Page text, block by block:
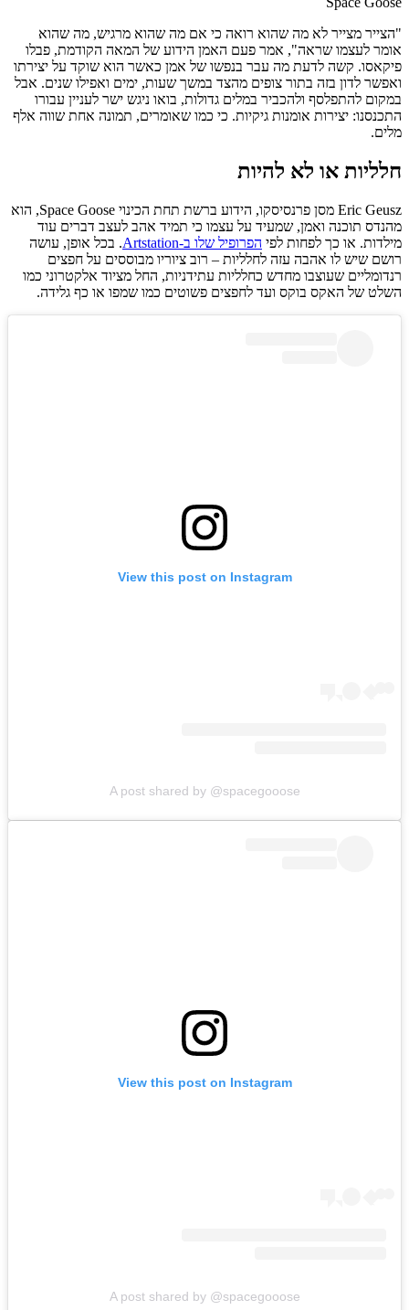
"הצייר מצייר לא מה שהוא רואה כי אם מה שהוא מרגיש, מה שהוא
אומר לעצמו שראה", אמר פעם האמן הידוע של המאה הקודמת, פבלו
פיקאסו. קשה לדעת מה עבר בנפשו של אמן כאשר הוא שוקד על יצירתו
ואפשר לדון בזה בתור צופים מהצד במשך שעות, ימים ואפילו שנים. אבל
במקום להתפלסף ולהכביר במלים גדולות, בואו ניגש ישר לעניין עבורו
התכנסנו: יצירות אומנות גיקיות. כי כמו שאומרים, תמונה אחת שווה אלף
מלים.
חלליות או לא להיות
Eric Geusz מסן פרנסיסקו, הידוע ברשת תחת הכינוי Space Goose, הוא
מהנדס תוכנה ואמן, שמעיד על עצמו כי תמיד אהב לעצב דברים עוד
מילדות. או כך לפחות לפי הפרופיל שלו ב-Artstation
. בכל אופן, עושה
רושם שיש לו אהבה עזה לחלליות – רוב ציוריו מבוססים על חפצים
רנדומליים שעוצבו מחדש כחלליות עתידניות, החל מציוד אלקטרוני כמו
השלט של האקס בוקס ועד לחפצים פשוטים כמו שמפו או כף גלידה.
View this post on Instagram
A post shared by @spacegooose
View this post on Instagram
A post shared by @spacegooose